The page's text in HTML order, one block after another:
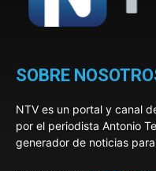
SOBRE
NTV es un portal y canal
por el periodista Antonio
generador de noticias